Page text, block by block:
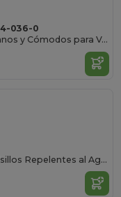
036-0
Shorts de Fleece Livianos y Cómodos para Verano
Pantalones Multi-Bolsillos Repelentes al Agua